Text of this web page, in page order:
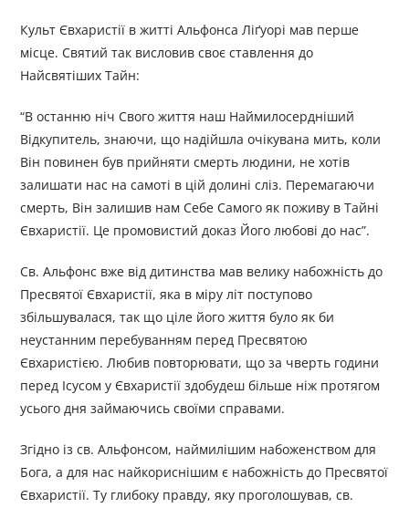
Культ Євхаристії в житті Альфонса Ліґуорі мав перше
місце. Святий так висловив своє ставлення до
Найсвятіших Тайн:
“В останню ніч Свого життя наш Наймилосердніший
Відкупитель, знаючи, що надійшла очікувана мить, коли
Він повинен був прийняти смерть людини, не хотів
залишати нас на самоті в цій долині сліз. Перемагаючи
смерть, Він залишив нам Себе Самого як поживу в Тайні
Євхаристії. Це промовистий доказ Його любові до нас”.
Св. Альфонс вже від дитинства мав велику набожність до
Пресвятої Євхаристії, яка в міру літ поступово
збільшувалася, так що ціле його життя було як би
неустанним перебуванням перед Пресвятою
Євхаристією. Любив повторювати, що за чверть години
перед Ісусом у Євхаристії здобудеш більше ніж протягом
усього дня займаючись своїми справами.
Згідно із св. Альфонсом, наймилішим набоженством для
Бога, а для нас найкориснішим є набожність до Пресвятої
Євхаристії. Ту глибоку правду, яку проголошував, св.